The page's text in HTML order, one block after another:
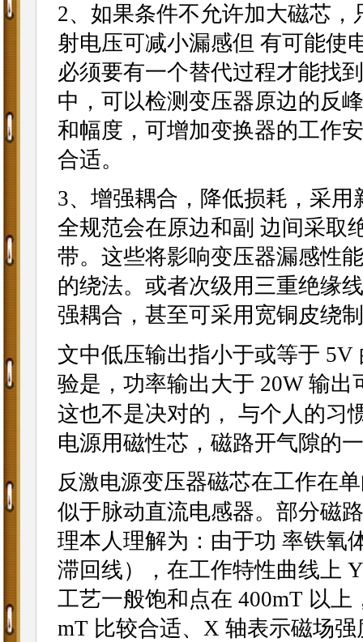
2、如果条件不允许加大磁芯
射电压可减小漏感但 有可能使
必须要有一个替代过程才能找
中，可以检测变压器原边的反
和幅度，可增加变换器的工作
合适。
3、增强耦合，降低损耗，采
全规范会在原边和副 边间采取
带。这些将影响变压器漏感性
的绕法。或者次级用三重绝缘
强耦合，甚至可采用宽铜皮绕
文中低压输出指小于或等于
验是，功率输出大于 20W 输出
这也不是决对的， 与个人的习
电源用磁性芯，磁路开气隙的
反激电源变压器磁芯在工作在
似于脉动直流电感器。部分磁
理本人理解为：由于功 率铁氧
滞回线），在工作特性曲线上
工艺一般饱和点在 400mT 以
mT 比较合适、X 轴表示磁场